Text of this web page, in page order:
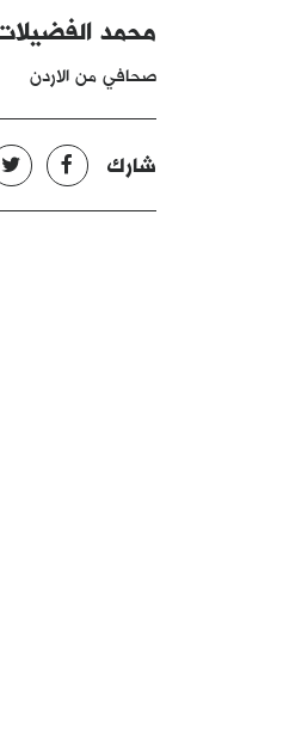
محمد
صحافي من الاردن
شارك